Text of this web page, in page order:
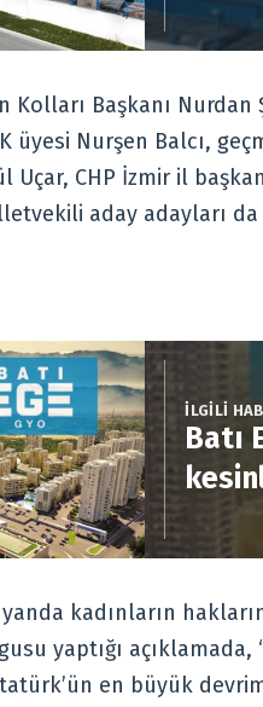
Kolları Başkanı
üyesi Nurşen Balcı,
Uçar, CHP İzmir il
aday adayları da
İLGİLİ
Batı
kadınların
yaptığı
en büyük